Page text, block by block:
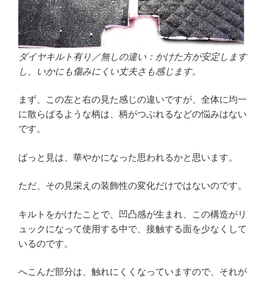
ダイヤキルト有り／無しの違い：かけた方が安定します
し、いかにも傷みにくい丈夫さも感じます。
まず、この左と右の見た感じの違いですが、全体に均一
に散らばるような柄は、柄がつぶれるなどの悩みはない
です。
ぱっと見は、華やかになった思われるかと思います。
ただ、その見栄えの装飾性の変化だけではないのです。
キルトをかけたことで、凹凸感が生まれ、この構造がリ
ュックになって使用する中で、接触する面を少なくして
いるのです。
へこんだ部分は、触れにくくなっていますので、それが